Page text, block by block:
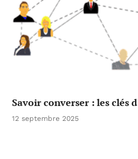
Savoir converser : les clés
12 septembre 2025